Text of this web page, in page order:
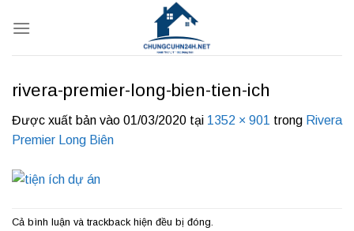
qua
rivera-premier-long-bien-tien-ich
Được xuất bản vào 01/03/2020 tại 1352 × 901 trong Rivera
Premier Long Biên
Cả bình luận và trackback hiện đều bị đóng.